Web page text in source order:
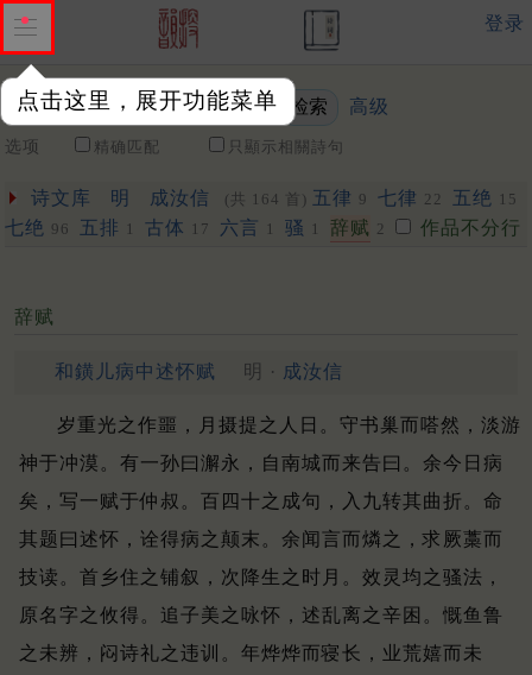
点击这里，展开功能菜单
登录
关键词 高级
选项 精确匹配 只顯示相關詩句
诗文库 明 成汝信 (共 164 首) 五律 9 七律 22 五绝 15
七绝 96 五排 1 古体 17 六言 1 骚 1 辞赋 2 作品不分行
辞赋
和鐄儿病中述怀赋 明 · 成汝信
岁重光之作噩，月摄提之人日。 守书巢而嗒然，淡游
神于冲漠。 有一孙曰澥永，自南城而来告曰。 余今日病
矣，写一赋于仲叔。 百四十之成句，入九转其曲折。 命
其题曰述怀，诠得病之颠末。 余闻言而燐之，求厥藁而
技读。 首乡住之铺叙，次降生之时月。 效灵均之骚法，
原名字之攸得。 追子美之咏怀，述乱离之辛困。 慨鱼鲁
之未辨，闷诗礼之违训。 年烨烨而寝长，业荒嬉而未